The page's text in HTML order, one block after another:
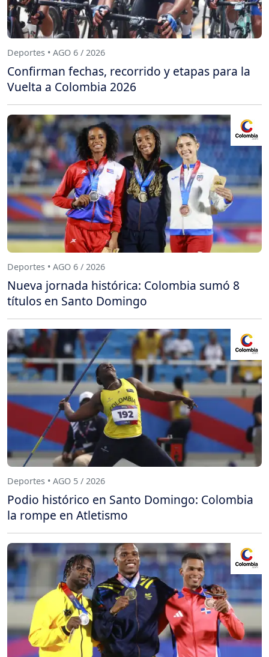
Deportes • AGO 6 / 2026
Confirman fechas, recorrido y etapas para la
Vuelta a Colombia 2026
Deportes • AGO 6 / 2026
Nueva jornada histórica: Colombia sumó 8
títulos en Santo Domingo
Deportes • AGO 5 / 2026
Podio histórico en Santo Domingo: Colombia
la rompe en Atletismo